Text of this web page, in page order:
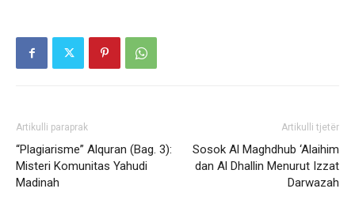
Artikulli paraprak
“Plagiarisme” Alquran (Bag. 3):
Misteri Komunitas Yahudi
Madinah
Artikulli tjetër
Sosok Al Maghdhub ‘Alaihim
dan Al Dhallin Menurut Izzat
Darwazah